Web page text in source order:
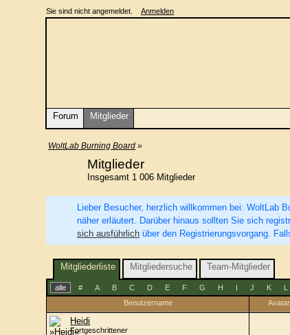
Sie sind nicht angemeldet. Anmelden
Forum Mitglieder
WoltLab Burning Board »
Mitglieder
Insgesamt 1 006 Mitglieder
Lieber Besucher, herzlich willkommen bei: WoltLab
näher erläutert. Darüber hinaus sollten Sie sich
sich ausführlich über den Registrierungsvorgang.
Mitgliederliste Mitgliedersuche Team-Mitglieder
alle # A B C D E F G H I J K L
Benutzername
Avatar
Heidi
Fortgeschrittener